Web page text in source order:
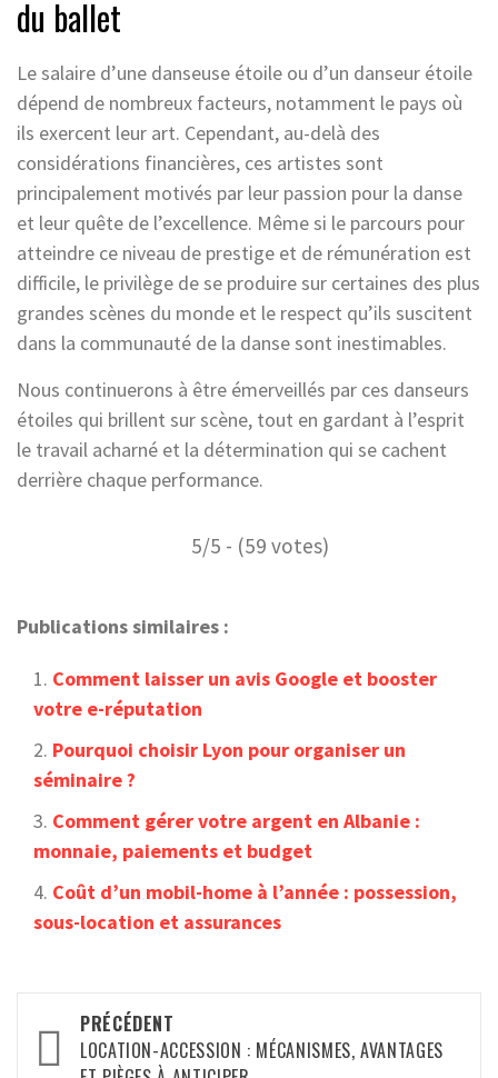
du ballet
Le salaire d’une danseuse étoile ou d’un danseur étoile
dépend de nombreux facteurs, notamment le pays où
ils exercent leur art. Cependant, au-delà des
considérations financières, ces artistes sont
principalement motivés par leur passion pour la danse
et leur quête de l’excellence. Même si le parcours pour
atteindre ce niveau de prestige et de rémunération est
difficile, le privilège de se produire sur certaines des plus
grandes scènes du monde et le respect qu’ils suscitent
dans la communauté de la danse sont inestimables.
Nous continuerons à être émerveillés par ces danseurs
étoiles qui brillent sur scène, tout en gardant à l’esprit
le travail acharné et la détermination qui se cachent
derrière chaque performance.
5/5 - (59 votes)
Publications similaires :
Comment laisser un avis Google et booster
votre e-réputation
Pourquoi choisir Lyon pour organiser un
séminaire ?
Comment gérer votre argent en Albanie :
monnaie, paiements et budget
Coût d’un mobil-home à l’année : possession,
sous-location et assurances
Navigation
d’article
PRÉCÉDENT
LOCATION-ACCESSION : MÉCANISMES, AVANTAGES